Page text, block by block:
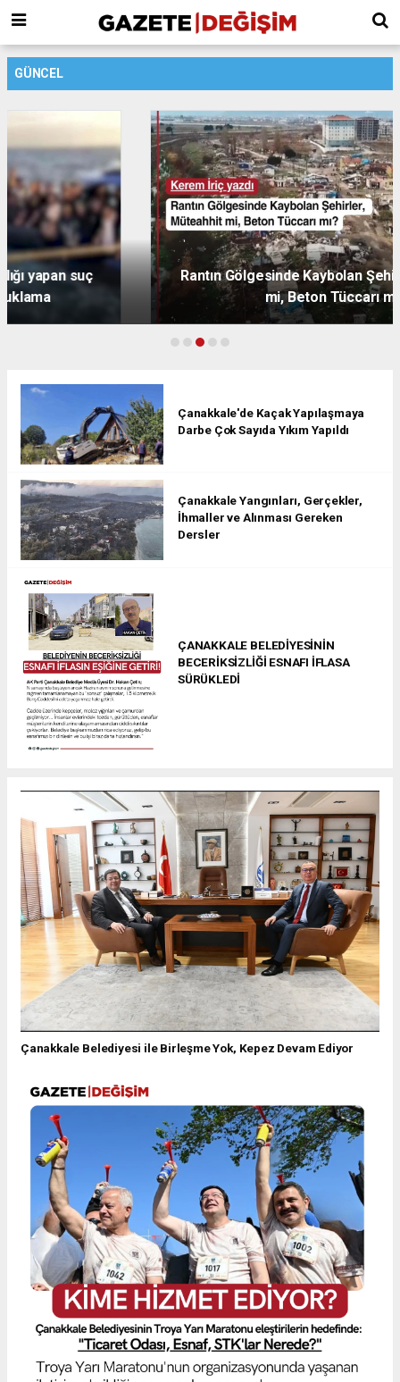
GÜNCEL
Rantın Gölgesinde Kaybolan Şehirler, Müteahhit
mi, Beton Tüccarı mı?
Çanakkale'de Kaçak Yapılaşmaya
Darbe Çok Sayıda Yıkım Yapıldı
Çanakkale Yangınları, Gerçekler,
İhmaller ve Alınması Gereken
Dersler
ÇANAKKALE BELEDİYESİNİN
BECERİKSİZLİĞİ ESNAFI İFLASA
SÜRÜKLEDİ
Çanakkale Belediyesi ile Birleşme Yok, Kepez Devam Ediyor